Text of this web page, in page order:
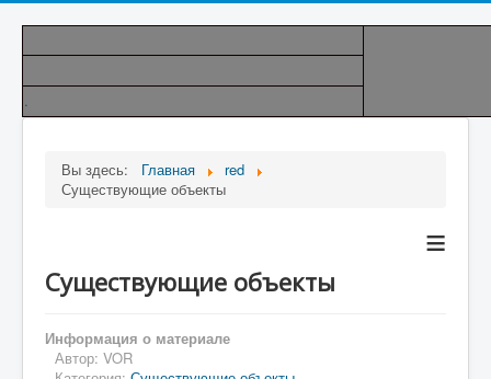
.
Вы здесь: Главная
red
Существующие объекты
≡
Существующие объекты
Информация о материале
Автор: VOR